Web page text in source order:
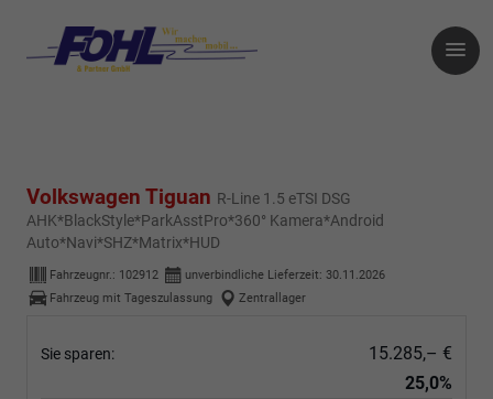
Volkswagen Tiguan R-Line 1.5 eTSI DSG
AHK*BlackStyle*ParkAsstPro*360° Kamera*Android
Auto*Navi*SHZ*Matrix*HUD
Fahrzeugnr.: 102912 unverbindliche Lieferzeit: 30.11.2026
Fahrzeug mit Tageszulassung
Zentrallager
Sie sparen:
15.285,– €
25,0%